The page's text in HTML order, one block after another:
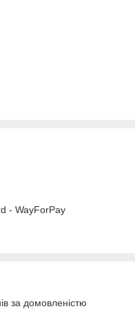
- WayForPay
за домовленістю